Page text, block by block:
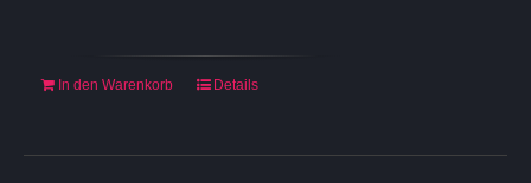
In den Warenkorb Details